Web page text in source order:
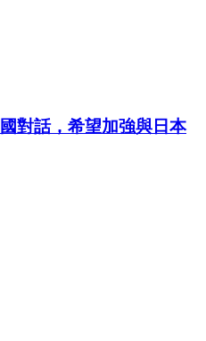
對話，希望加強與日本